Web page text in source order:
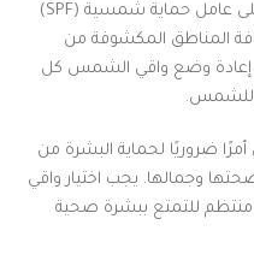
استخدام واقي الشمس الذي يحتوي على عامل حماية شمسية (SPF)
المناطق المكشوفة من
وضع واقي الشمس كل
للشمس.
ضروريًا لحماية البشرة من
وجمالها. يجب اختيار واقي
للتمتع ببشرة صحية